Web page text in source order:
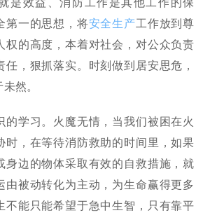
是效益、消防工作是其他工作的保
第一的思想，将安全生产工作放到尊
权的高度，本着对社会，对公众负责
任，狠抓落实。时刻做到居安思危，
然。
的学习。火魔无情，当我们被困在火
时，在等待消防救助的时间里，如果
身边的物体采取有效的自救措施，就
由被动转化为主动，为生命赢得更多
不能只能希望于急中生智，只有靠平